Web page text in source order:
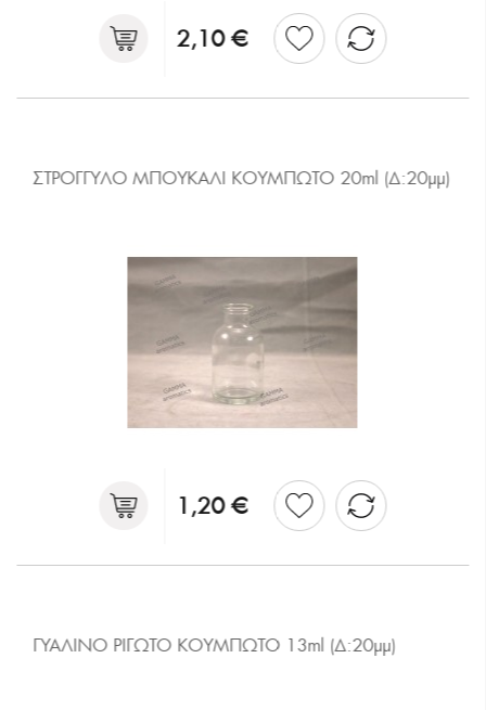
2,10 €
ΣΤΡΟΓΓΥΛΟ ΜΠΟΥΚΑΛΙ ΚΟΥΜΠΩΤΟ 20ml (Δ:20μμ)
1,20 €
ΓΥΑΛΙΝΟ ΡΙΓΩΤΟ ΚΟΥΜΠΩΤΟ 13ml (Δ:20μμ)